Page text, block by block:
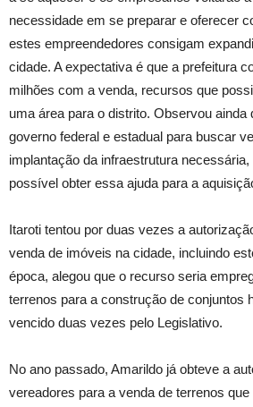
necessidade em se preparar e oferecer
estes empreendedores consigam
cidade. A expectativa é que a prefeitura
milhões com a venda, recursos que
uma área para o distrito. Observou ainda
governo federal e estadual para buscar
implantação da infraestrutura
possível obter essa ajuda para a
Itaroti tentou por duas vezes a
venda de imóveis na cidade, incluindo
época, alegou que o recurso seria
terrenos para a construção de conjuntos
vencido duas vezes pelo Legislativo.
No ano passado, Amarildo já obteve a
vereadores para a venda de terrenos